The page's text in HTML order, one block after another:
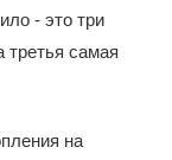
- это три
третья самая
на